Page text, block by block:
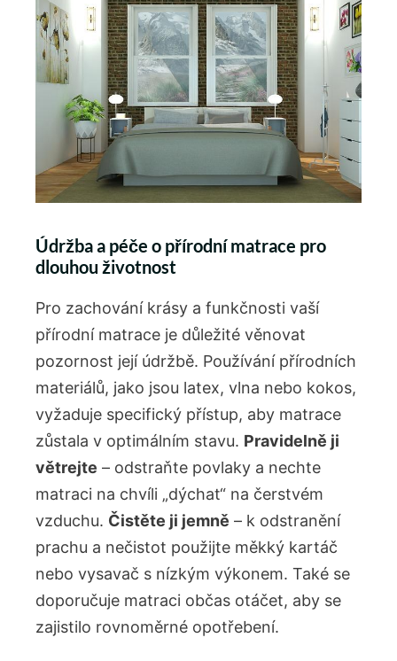
Údržba a péče o přírodní matrace pro
dlouhou‌ životnost
Pro zachování krásy a funkčnosti vaší‍
přírodní ⁣matrace je důležité věnovat
pozornost její údržbě. Používání přírodních
materiálů, jako jsou latex, vlna nebo kokos,
vyžaduje specifický přístup, aby matrace
zůstala v optimálním stavu. Pravidelně ji
větrejte – odstraňte povlaky ​a ​nechte
matraci na chvíli „dýchat“ na čerstvém
vzduchu. Čistěte ji jemně – k odstranění
prachu a nečistot​ použijte měkký kartáč
nebo ​vysavač s nízkým výkonem. Také se
doporučuje matraci občas otáčet, ⁣aby se
zajistilo rovnoměrné opotřebení.